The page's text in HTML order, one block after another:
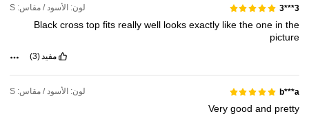
3***3 لون: الأسود / مقاس: S
Black cross top fits really well looks exactly like the one in the
picture
مفيد (3)
b***a لون: الأسود / مقاس: S
Very good and pretty